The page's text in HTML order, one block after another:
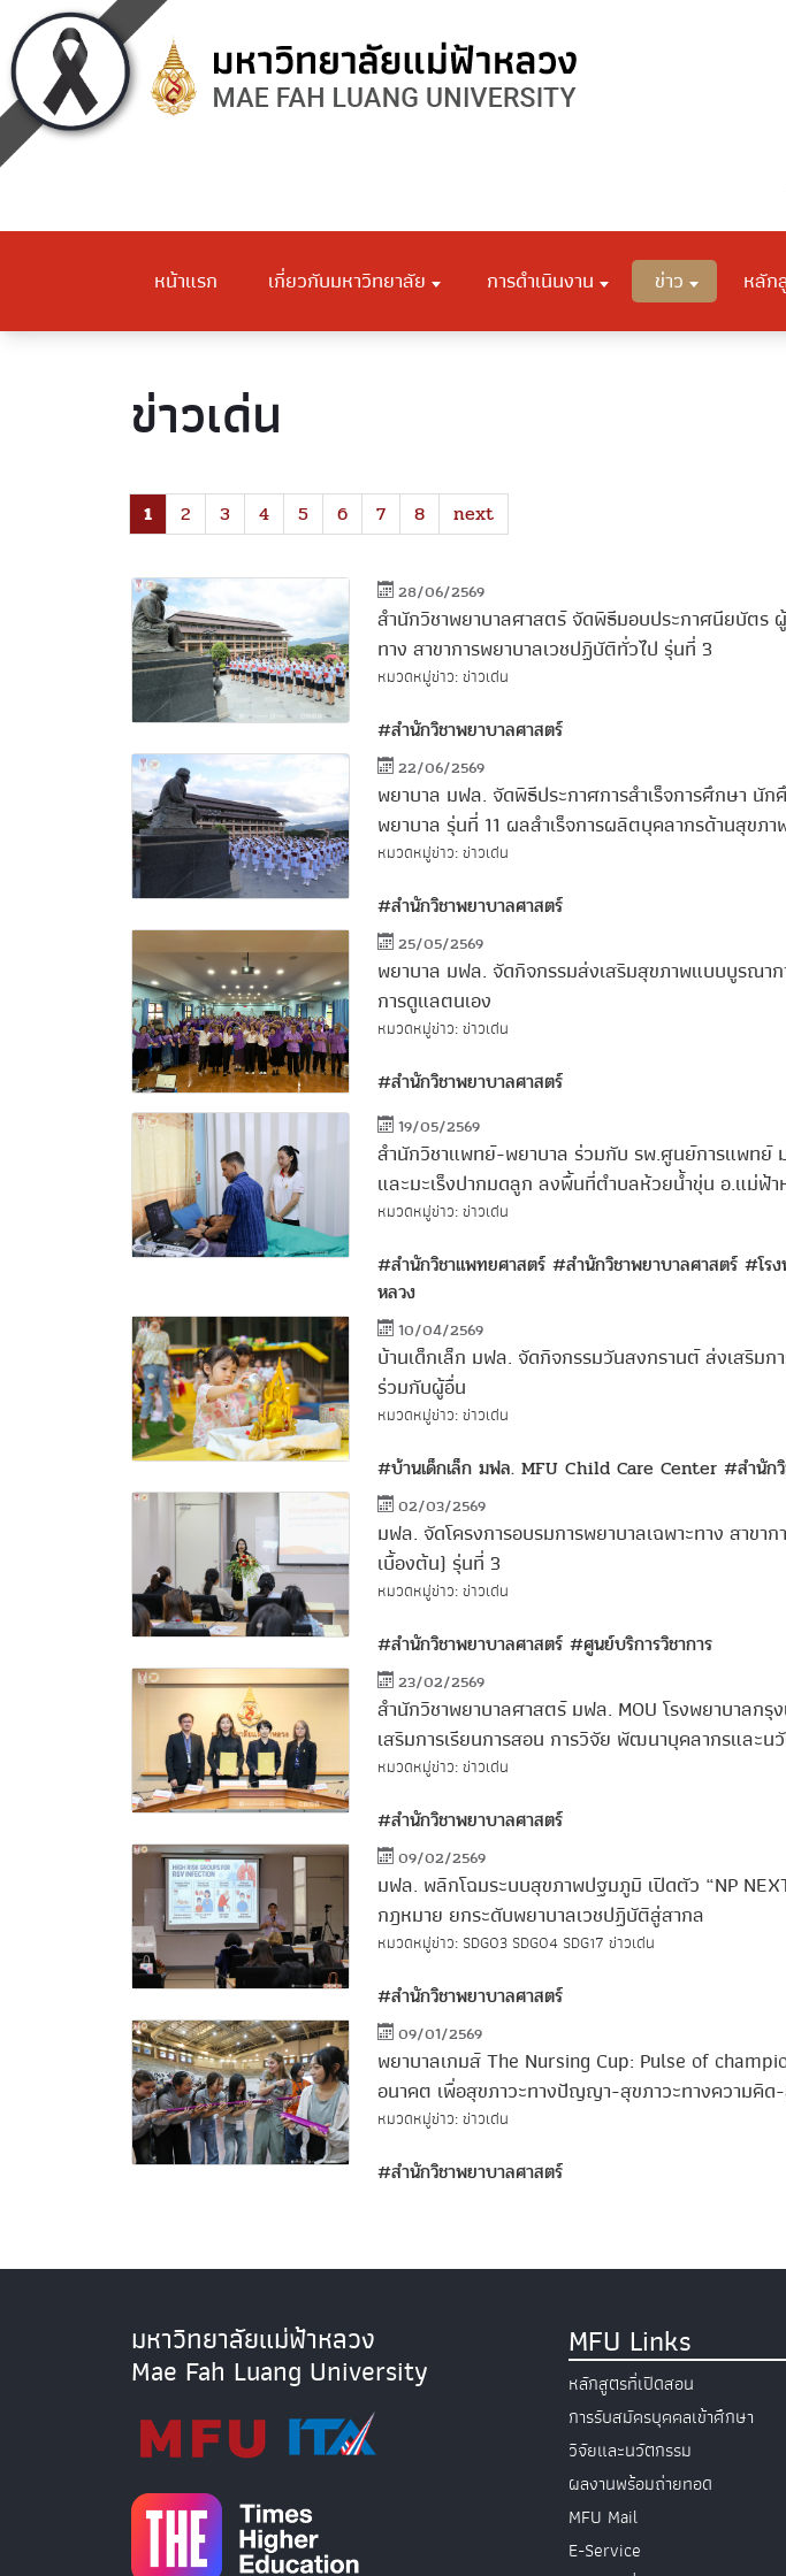
หน้าแรก เกี่ยวกับมหาวิทยาลัย การดำเนินงาน ข่าว หลัก
ข่าวเด่น
1 2 3 4 5 6 7 8 next
28/06/2569
สำนักวิชาพยาบาลศาสตร์ จัดพิธีมอบประกาศนียบัตร
ทาง สาขาการพยาบาลเวชปฏิบัติทั่วไป รุ่นที่ 3
หมวดหมู่ข่าว: ข่าวเด่น
#สำนักวิชาพยาบาลศาสตร์
22/06/2569
พยาบาล มฟล. จัดพิธีประกาศการสำเร็จการศึกษา นั
พยาบาล รุ่นที่ 11 ผลสำเร็จการผลิตบุคลากรด้านสุขภ
หมวดหมู่ข่าว: ข่าวเด่น
#สำนักวิชาพยาบาลศาสตร์
25/05/2569
พยาบาล มฟล. จัดกิจกรรมส่งเสริมสุขภาพแบบบูรณา
การดูแลตนเอง
หมวดหมู่ข่าว: ข่าวเด่น
#สำนักวิชาพยาบาลศาสตร์
19/05/2569
สำนักวิชาแพทย์-พยาบาล ร่วมกับ รพ.ศูนย์การแพทย์
และมะเร็งปากมดลูก ลงพื้นที่ตำบลห้วยน้ำขุ่น อ.แม่ฟ้า
หมวดหมู่ข่าว: ข่าวเด่น
#สำนักวิชาแพทยศาสตร์ #สำนักวิชาพยาบาลศาสตร์ #โร
หลวง
10/04/2569
บ้านเด็กเล็ก มฟล. จัดกิจกรรมวันสงกรานต์ ส่งเสริม
ร่วมกับผู้อื่น
หมวดหมู่ข่าว: ข่าวเด่น
#บ้านเด็กเล็ก มฟล. MFU Child Care Center #สำนัก
02/03/2569
มฟล. จัดโครงการอบรมการพยาบาลเฉพาะทาง สาขา
เบื้องต้น) รุ่นที่ 3
หมวดหมู่ข่าว: ข่าวเด่น
#สำนักวิชาพยาบาลศาสตร์ #ศูนย์บริการวิชาการ
23/02/2569
สำนักวิชาพยาบาลศาสตร์ มฟล. MOU โรงพยาบาลกรุ
เสริมการเรียนการสอน การวิจัย พัฒนาบุคลากรและน
หมวดหมู่ข่าว: ข่าวเด่น
#สำนักวิชาพยาบาลศาสตร์
09/02/2569
มฟล. พลิกโฉมระบบสุขภาพปฐมภูมิ เปิดตัว “NP
กฎหมาย ยกระดับพยาบาลเวชปฏิบัติสู่สากล
หมวดหมู่ข่าว: SDG03 SDG04 SDG17 ข่าวเด่น
#สำนักวิชาพยาบาลศาสตร์
09/01/2569
พยาบาลเกมส์ The Nursing Cup: Pulse of
อนาคต เพื่อสุขภาวะทางปัญญา-สุขภาวะทางความคิด
หมวดหมู่ข่าว: ข่าวเด่น
#สำนักวิชาพยาบาลศาสตร์
มหาวิทยาลัยแม่ฟ้าหลวง
Mae Fah Luang University
MFU Links
หลักสูตรที่เปิดสอน
การรับสมัครบุคคลเข้าศึกษา
วิจัยและนวัตกรรม
ผลงานพร้อมถ่ายทอด
MFU Mail
E-Service